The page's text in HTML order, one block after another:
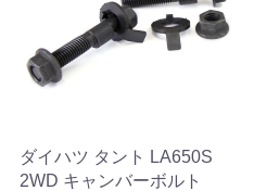
ダイハツ タント LA650S
2WD キャンバーボルト